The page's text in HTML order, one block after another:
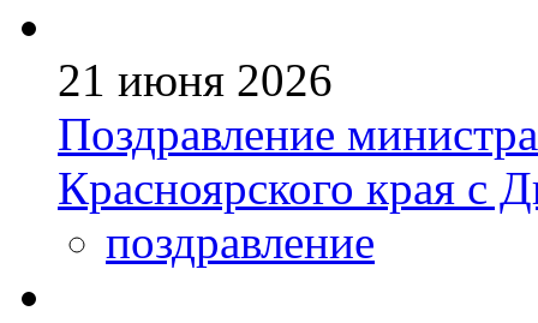
21 июня 2026
Поздравление
Красноярского края с
поздравление